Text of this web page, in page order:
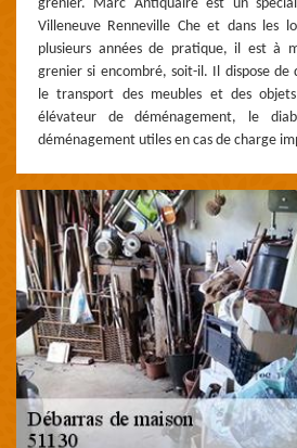
grenier. Marc Antiquaire est un
Villeneuve Renneville Che et dans les
plusieurs années de pratique, il est à
grenier si encombré, soit-il. Il dispose
le transport des meubles et des
élévateur de déménagement, le
déménagement utiles en cas de charge